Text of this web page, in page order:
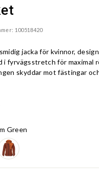
100518420
jacka för kvinnor,
i fyrvägsstretch för
skyddar mot fästingar
Green